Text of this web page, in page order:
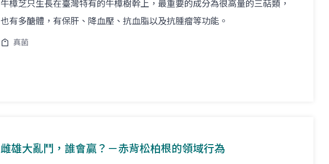
牛樟芝只生長在臺灣特有的牛樟樹幹上，最重要的成分為很高量的三萜類，
也有多醣體，有保肝、降血壓、抗血脂以及抗腫瘤等功能。
真菌
雌雄大亂鬥，誰會贏？－赤背松柏根的領域行為